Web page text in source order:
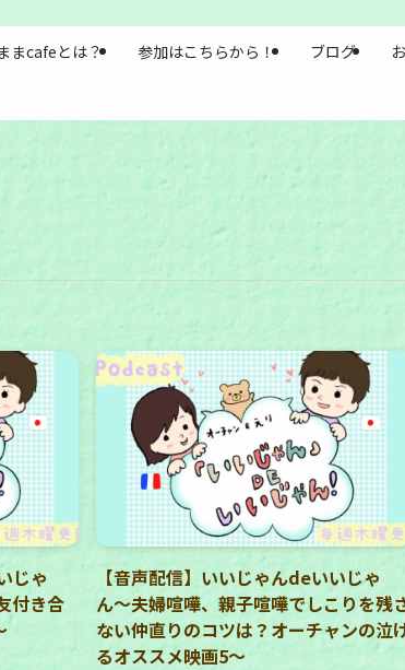
まcafeとは？ 参加はこちらから！ ブログ
じゃ
付き合
【音声配信】いいじゃんdeいいじゃ
ん〜夫婦喧嘩、親子喧嘩でしこりを残
ない仲直りのコツは？オーチャンの泣
るオススメ映画5〜